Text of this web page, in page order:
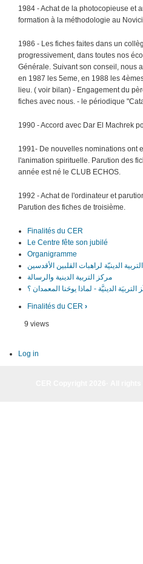
1984 - Achat de la photocopieuse et
formation à la méthodologie au
1986 - Les fiches faites dans un
progressivement, dans toutes nos
Générale. Suivant son conseil, nous
en 1987 les 5eme, en 1988 les
lieu. ( voir bilan) - Engagement du
fiches avec nous. - le périodique
1990 - Accord avec Dar El Machrek
1991- De nouvelles nominations ont
l'animation spirituelle. Parution des
année est né le CLUB ECHOS.
1992 - Achat de l'ordinateur et
Parution des fiches de troisième.
Finalités du CER
Le Centre fête son jubilé
Organigramme
الدينيّة لراهبات القلبين الأقدسين
مركز التربية الدينية والرسالة
الدينيَّة - لماذا يوحَنا المعمدان ؟
Finalités du CER ›
9 views
Log in